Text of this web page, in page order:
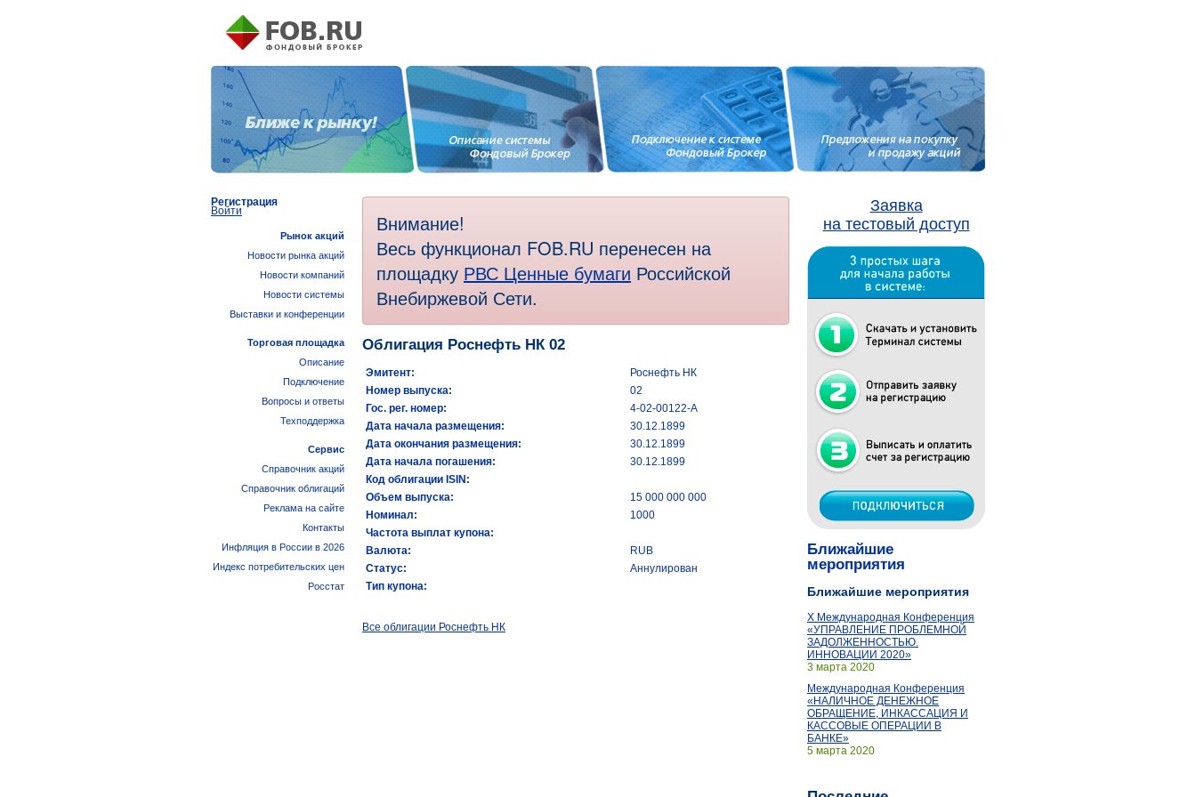
Внимание!
Весь функционал FOB.RU перенесен на
площадку РВС Ценные бумаги Российской
Внебиржевой Сети.
Облигация Роснефть НК 02
Эмитент:
Роснефть НК
Номер выпуска:
02
Гос. рег. номер:
4-02-00122-А
Дата начала размещения:
30.12.1899
Дата окончания размещения:
30.12.1899
Дата начала погашения:
30.12.1899
Код облигации ISIN:
Объем выпуска:
15 000 000 000
Номинал:
1000
Частота выплат купона:
Валюта:
RUB
Статус:
Аннулирован
Тип купона:
Все облигации Роснефть НК
Заявка
на тестовый доступ
Ближайшие
мероприятия
Ближайшие мероприятия
X Международная Конференция
«УПРАВЛЕНИЕ ПРОБЛЕМНОЙ
ЗАДОЛЖЕННОСТЬЮ.
ИННОВАЦИИ 2020»
3 марта 2020
Международная Конференция
«НАЛИЧНОЕ ДЕНЕЖНОЕ
ОБРАЩЕНИЕ, ИНКАССАЦИЯ И
КАССОВЫЕ ОПЕРАЦИИ В
БАНКЕ»
5 марта 2020
Регистрация
Войти
Рынок акций
Новости рынка акций
Новости компаний
Новости системы
Выставки и конференции
Торговая площадка
Описание
Подключение
Вопросы и ответы
Техподдержка
Сервис
Справочник акций
Справочник облигаций
Реклама на сайте
Контакты
Инфляция в России в 2026
Индекс потребительских цен
Росстат